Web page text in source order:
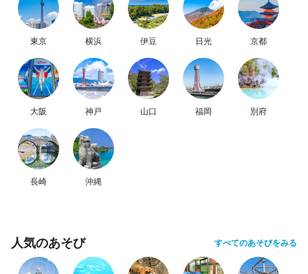
東京 横浜 伊豆 日光 京都
大阪 神戸 山口 福岡 別府
長崎 沖縄
人気のあそび すべてのあそびをみる